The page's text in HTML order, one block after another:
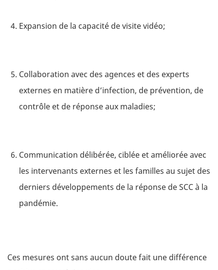
Expansion de la capacité de visite vidéo;
Collaboration avec des agences et des experts
externes en matière d’infection, de prévention, de
contrôle et de réponse aux maladies;
Communication délibérée, ciblée et améliorée avec
les intervenants externes et les familles au sujet des
derniers développements de la réponse de SCC à la
pandémie.
Ces mesures ont sans aucun doute fait une différence